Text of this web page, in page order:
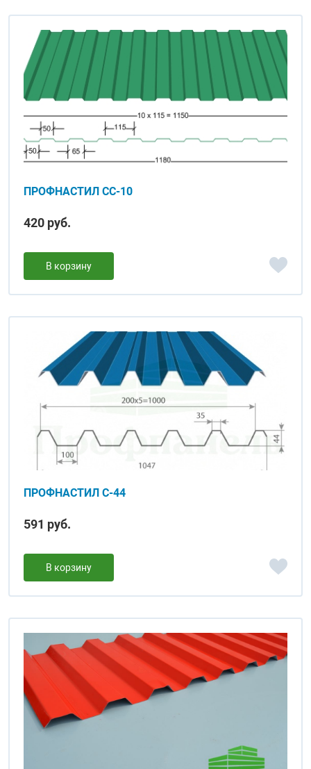
ПРОФНАСТИЛ СC-10
420 руб.
В корзину
ПРОФНАСТИЛ С-44
591 руб.
В корзину